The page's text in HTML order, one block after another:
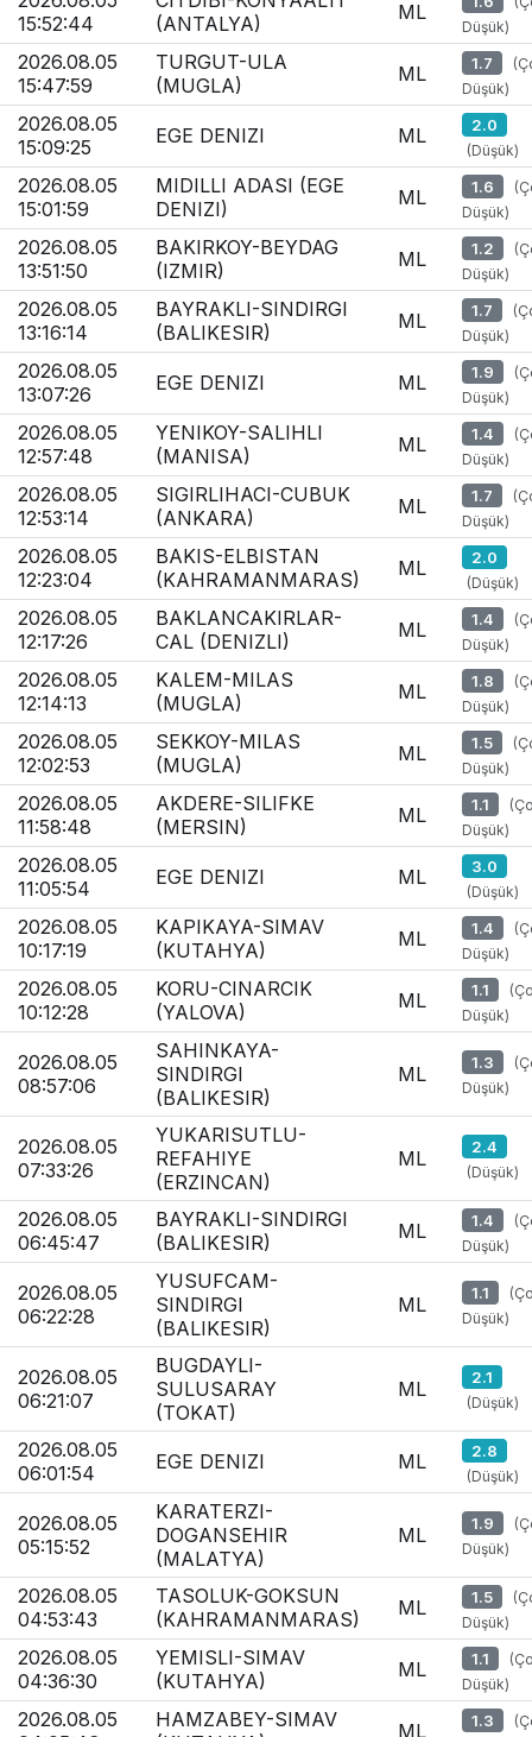
15:52:44
(ANTALYA)
ML
Düşük)
2026.08.05
15:47:59
TURGUT-ULA
(MUGLA)
ML 1.7
Düşük)
2026.08.05
15:09:25
EGE DENIZI ML 2.0
(Düşük)
2026.08.05
15:01:59
MIDILLI ADASI (EGE
DENIZI)
ML 1.6
Düşük)
2026.08.05
13:51:50
BAKIRKOY-BEYDAG
(IZMIR)
ML 1.2
Düşük)
2026.08.05
13:16:14
BAYRAKLI-SINDIRGI
(BALIKESIR)
ML 1.7
Düşük)
2026.08.05
13:07:26
EGE DENIZI ML 1.9
Düşük)
2026.08.05
12:57:48
YENIKOY-SALIHLI
(MANISA)
ML 1.4
Düşük)
2026.08.05
12:53:14
SIGIRLIHACI-CUBUK
(ANKARA)
ML 1.7
Düşük)
2026.08.05
12:23:04
BAKIS-ELBISTAN
(KAHRAMANMARAS)
ML 2.0
(Düşük)
2026.08.05
12:17:26
BAKLANCAKIRLAR-
CAL (DENIZLI)
ML 1.4
Düşük)
2026.08.05
12:14:13
KALEM-MILAS
(MUGLA)
ML 1.8
Düşük)
2026.08.05
12:02:53
SEKKOY-MILAS
(MUGLA)
ML 1.5
Düşük)
2026.08.05
11:58:48
AKDERE-SILIFKE
(MERSIN)
ML 1.1
Düşük)
2026.08.05
11:05:54
EGE DENIZI ML 3.0
(Düşük)
2026.08.05
10:17:19
KAPIKAYA-SIMAV
(KUTAHYA)
ML 1.4
Düşük)
2026.08.05
10:12:28
KORU-CINARCIK
(YALOVA)
ML 1.1
Düşük)
2026.08.05
08:57:06
SAHINKAYA-
SINDIRGI
(BALIKESIR)
ML 1.3
Düşük)
2026.08.05
07:33:26
YUKARISUTLU-
REFAHIYE
(ERZINCAN)
ML 2.4
(Düşük)
2026.08.05
06:45:47
BAYRAKLI-SINDIRGI
(BALIKESIR)
ML 1.4
Düşük)
2026.08.05
06:22:28
YUSUFCAM-
SINDIRGI
(BALIKESIR)
ML 1.1
Düşük)
2026.08.05
06:21:07
BUGDAYLI-
SULUSARAY
(TOKAT)
ML 2.1
(Düşük)
2026.08.05
06:01:54
EGE DENIZI ML 2.8
(Düşük)
2026.08.05
05:15:52
KARATERZI-
DOGANSEHIR
(MALATYA)
ML 1.9
Düşük)
2026.08.05
04:53:43
TASOLUK-GOKSUN
(KAHRAMANMARAS)
ML 1.5
Düşük)
2026.08.05
04:36:30
YEMISLI-SIMAV
(KUTAHYA)
ML 1.1
Düşük)
2026.08.05
HAMZABEY-SIMAV
ML 1.3